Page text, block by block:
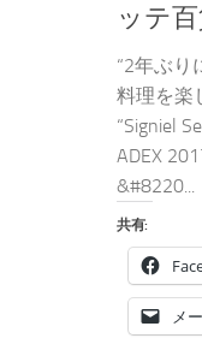
ッテ
“2年ぶり
料理を楽
“Signiel
ADEX
&#8220...
共有:
メ